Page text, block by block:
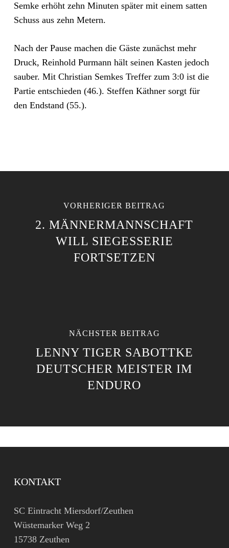
Semke erhöht zehn Minuten später mit einem satten
Schuss aus zehn Metern.
Nach der Pause machen die Gäste zunächst mehr
Druck, Reinhold Purmann hält seinen Kasten jedoch
sauber. Mit Christian Semkes Treffer zum 3:0 ist die
Partie entschieden (46.). Steffen Käthner sorgt für
den Endstand (55.).
VORHERIGER BEITRAG
2. MÄNNERMANNSCHAFT
WILL SIEGESSERIE
FORTSETZEN
NÄCHSTER BEITRAG
LENNY TIGER SABOTTKE
DEUTSCHER MEISTER IM
ENDURO
KONTAKT
SC Eintracht Miersdorf/Zeuthen
Wüstemarker Weg 2
15738 Zeuthen